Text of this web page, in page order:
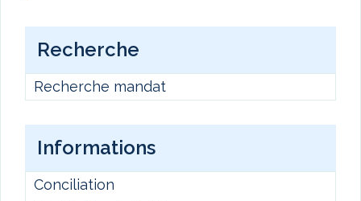
Recherche
Recherche mandat
Informations
Conciliation